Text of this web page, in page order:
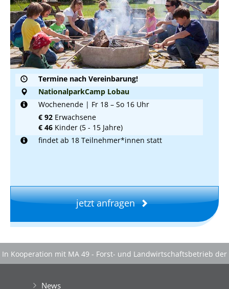
Termine nach Vereinbarung!
NationalparkCamp Lobau
Wochenende | Fr 18 – So 16 Uhr
€ 92 Erwachsene
€ 46 Kinder (5 - 15 Jahre)
findet ab 18 Teilnehmer*innen statt
jetzt anfragen
In Kooperation mit MA 49 - Forst- und Landwirtschaftsbetrieb der
Mit Unterstützung von MA 49 Forst- und Landwirtschaftsbetrieb
News